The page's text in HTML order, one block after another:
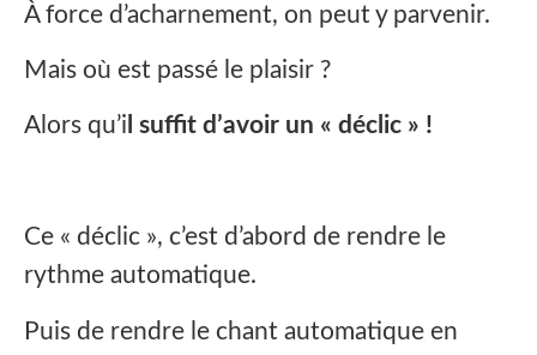
À force d’acharnement, on peut y parvenir.
Mais où est passé le plaisir ?
Alors qu’i l suffit d’avoir un « déclic » !
Ce « déclic », c’est d’abord de rendre le
rythme automatique.
Puis de rendre le chant automatique en